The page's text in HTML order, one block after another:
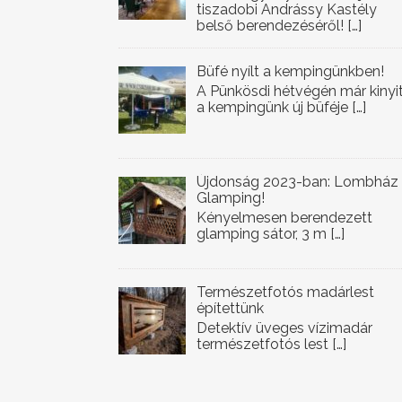
tiszadobi Andrássy Kastély
belső berendezéséről! […]
Büfé nyílt a kempingünkben!
A Pünkösdi hétvégén már
a kempingünk új büféje […]
Újdonság 2023-ban: Lombház
Glamping!
Kényelmesen berendezett
glamping sátor, 3 m […]
Természetfotós madárlest
építettünk
Detektív üveges vízimadár
természetfotós lest […]